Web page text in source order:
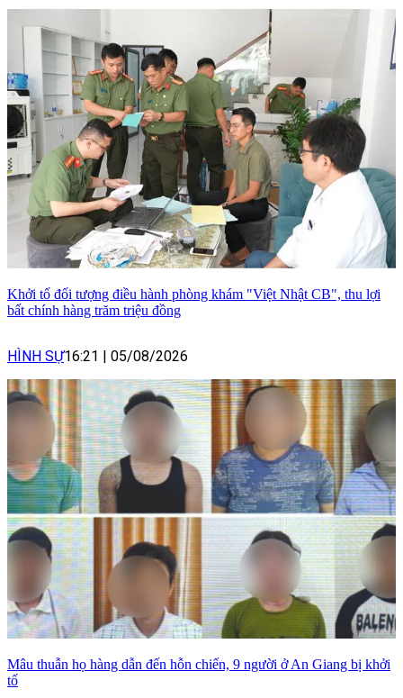
Khởi tố đối tượng điều hành phòng khám "Việt Nhật CB", thu lợi
bất chính hàng trăm triệu đồng
HÌNH SỰ16:21 | 05/08/2026
Mâu thuẫn họ hàng dẫn đến hỗn chiến, 9 người ở An Giang bị khởi
tố